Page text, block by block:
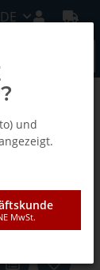
DE
und
MwSt.